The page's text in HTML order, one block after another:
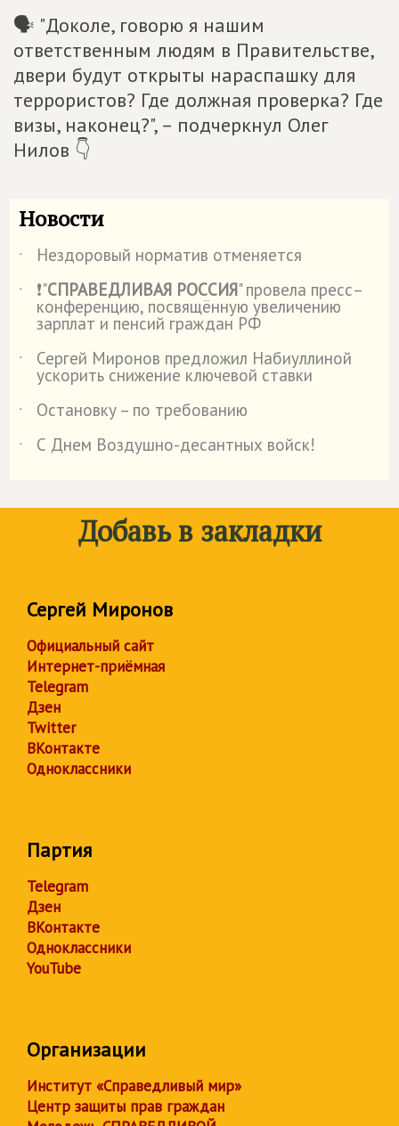
🗣 "Доколе, говорю я нашим
ответственным людям в Правительстве,
двери будут открыты нараспашку для
террористов? Где должная проверка? Где
визы, наконец?", – подчеркнул Олег
Нилов 👇
Новости
˙
Нездоровый норматив отменяется
˙
❗"СПРАВЕДЛИВАЯ РОССИЯ" провела пресс–
конференцию, посвящённую увеличению
зарплат и пенсий граждан РФ
˙
Сергей Миронов предложил Набиуллиной
ускорить снижение ключевой ставки
˙
Остановку – по требованию
˙
С Днем Воздушно-десантных войск!
Добавь в закладки
Сергей Миронов
Официальный сайт
Интернет-приёмная
Telegram
Дзен
Twitter
ВКонтакте
Одноклассники
Партия
Telegram
Дзен
ВКонтакте
Одноклассники
YouTube
Организации
Институт «Справедливый мир»
Центр защиты прав граждан